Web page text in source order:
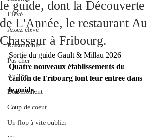
Elevé
Assez élevé
Raisonnable
Pas cher
Au Top
Bon moment
Coup de coeur
Un flop à vite oublier
le guide, dont la Découverte
de L'Année, le restaurant Au
Chasseur à Fribourg.
Sortie du guide Gault & Millau 2026
Quatre nouveaux établissements du
canton de Fribourg font leur entrée dans
le guide.